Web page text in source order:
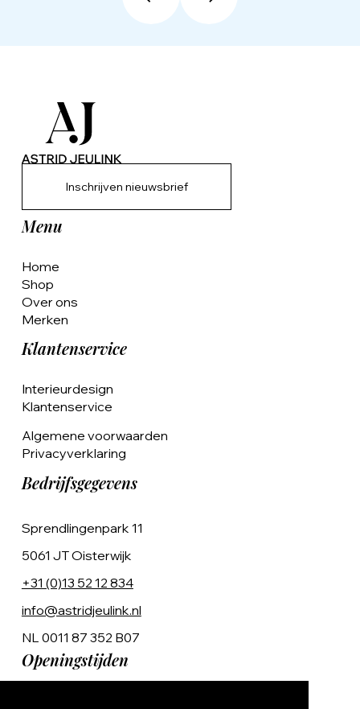
Inschrijven nieuwsbrief
Menu
Home
Shop
Over ons
Merken
Klantenservice
Interieurdesign
Klantenservice
Algemene voorwaarden
Privacyverklaring
Bedrijfsgegevens
Sprendlingenpark 11
5061 JT Oisterwijk
+31 (0)13 52 12 834
info@astridjeulink.nl
NL 0011 87 352 B07
Openingstijden